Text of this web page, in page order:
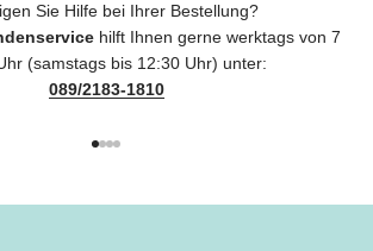
Sie Hilfe bei Ihrer Bestellung?
hilft Ihnen gerne werktags von 7
(samstags bis 12:30 Uhr) unter:
089/2183-1810